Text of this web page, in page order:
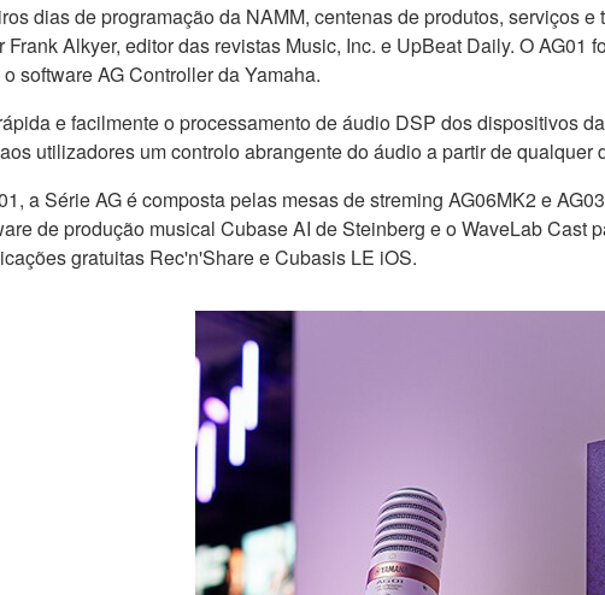
dias de programação da NAMM, centenas de produtos, serviços
Alkyer, editor das revistas Music, Inc. e UpBeat Daily. O
software AG Controller da Yamaha.
e facilmente o processamento de áudio DSP dos dispositivos
utilizadores um controlo abrangente do áudio a partir de
a Série AG é composta pelas mesas de streming AG06MK2 e
de produção musical Cubase AI de Steinberg e o WaveLab Cast
gratuitas Rec'n'Share e Cubasis LE iOS.